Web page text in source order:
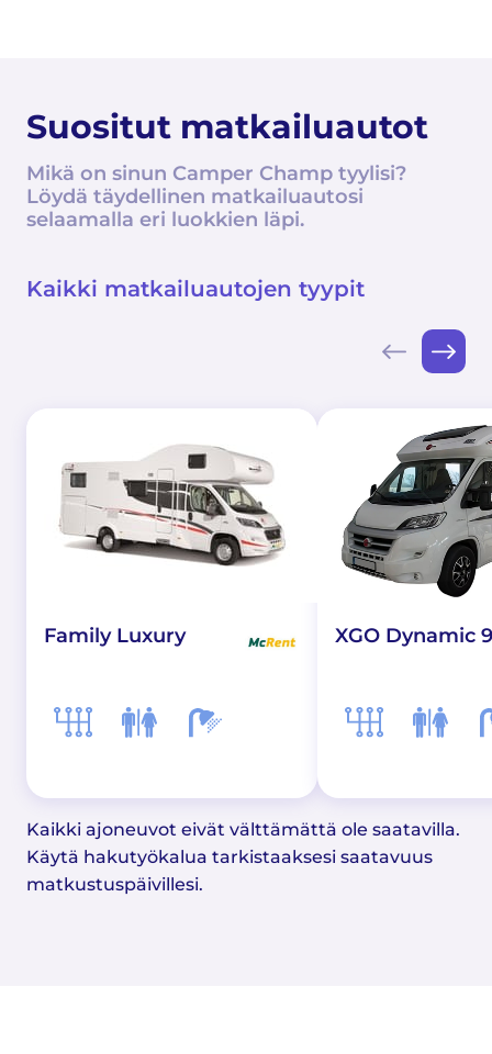
Suositut matkailuautot
Mikä on sinun Camper Champ tyylisi?
Löydä täydellinen matkailuautosi
selaamalla eri luokkien läpi.
Kaikki matkailuautojen tyypit
Family Luxury XGO Dynamic
Kaikki ajoneuvot eivät välttämättä ole saatavilla.
Käytä hakutyökalua tarkistaaksesi saatavuus
matkustuspäivillesi.